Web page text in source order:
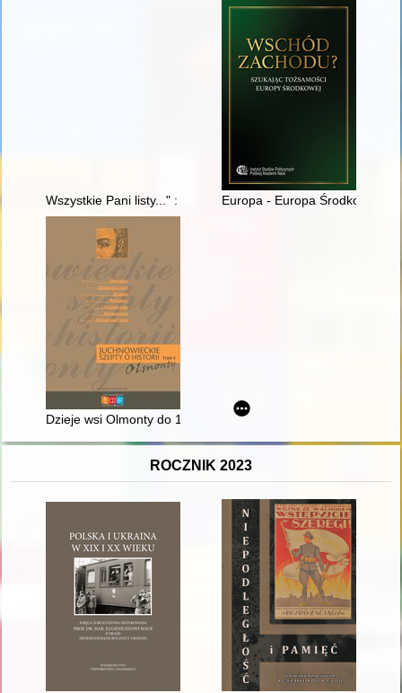
Wszystkie Pani listy..." : Rahel Varnhagen i kolekcja
Europa - Europa Środkowo-
Dzieje wsi Olmonty do 1915 r
ROCZNIK 2023